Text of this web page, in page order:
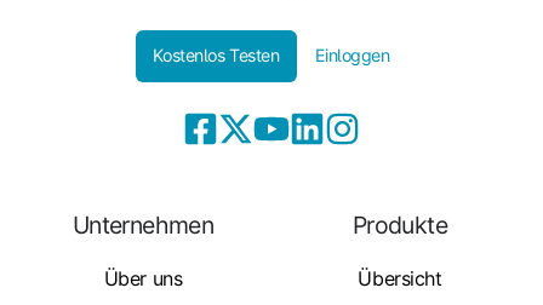
Kostenlos Testen Einloggen
Unternehmen
Über uns
Produkte
Übersicht